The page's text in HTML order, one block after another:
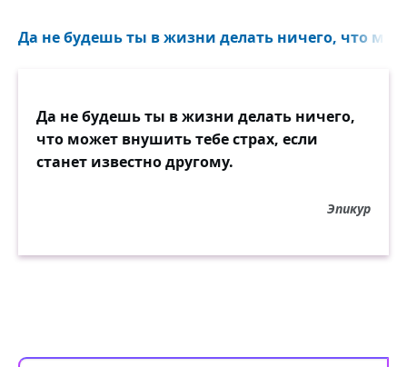
Да не будешь ты в жизни делать ничего, что
Да не будешь ты в жизни делать ничего,
что может внушить тебе страх, если
станет известно другому.
Эпикур